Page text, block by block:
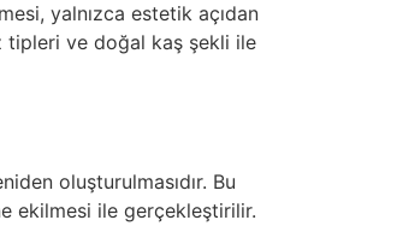
yalnızca estetik açıdan
tipleri ve doğal kaş şekli ile
oluşturulmasıdır. Bu
ekilmesi ile gerçekleştirilir.